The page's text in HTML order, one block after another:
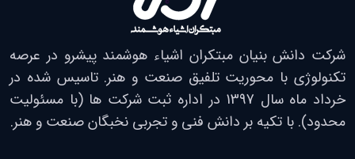
شرکت دانش بنیان مبتکران اشیاء هوشمند پیشرو در عرصه
تکنولوژی با محوریت تلفیق صنعت و هنر. تاسیس شده در
خرداد ماه سال 1397 در اداره ثبت شرکت ها (با مسئولیت
محدود). با تکیه بر دانش فنی و تجربی نخبگان صنعت و هنر.